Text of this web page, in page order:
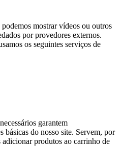
mostrar vídeos ou outros
por provedores externos.
os seguintes serviços de
garantem
básicas do nosso site. Servem, por
adicionar produtos ao carrinho de